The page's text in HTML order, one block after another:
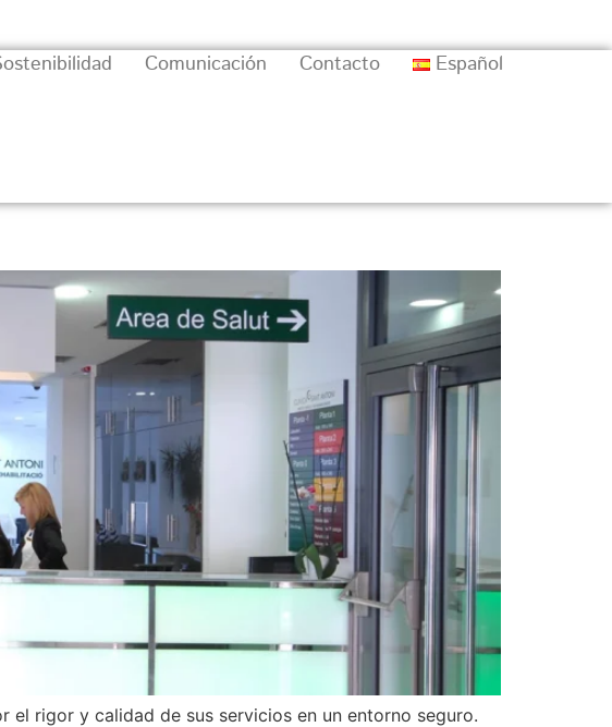
Comunicación Contacto Español
rigor y calidad de sus servicios en un entorno seguro.